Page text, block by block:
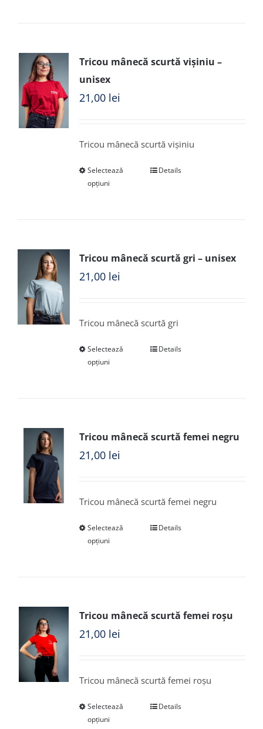
Tricou mânecă scurtă vișiniu –
unisex
21,00 lei
Tricou mânecă scurtă vișiniu
Selectează
opțiuni
Details
Tricou mânecă scurtă gri – unisex
21,00 lei
Tricou mânecă scurtă gri
Selectează
opțiuni
Details
Tricou mânecă scurtă femei negru
21,00 lei
Tricou mânecă scurtă femei negru
Selectează
opțiuni
Details
Tricou mânecă scurtă femei roșu
21,00 lei
Tricou mânecă scurtă femei roșu
Selectează
opțiuni
Details